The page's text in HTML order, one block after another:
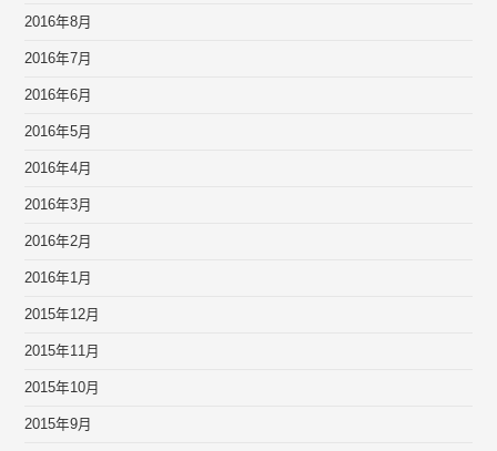
2016年8月
2016年7月
2016年6月
2016年5月
2016年4月
2016年3月
2016年2月
2016年1月
2015年12月
2015年11月
2015年10月
2015年9月